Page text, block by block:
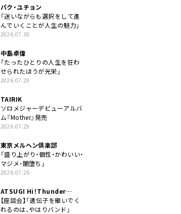
パク・ユチョン
「迷いながらも選択をして進
んでいくことが人生の魅力」
2026.07.30
中島卓偉
「たったひとりの人生を狂わ
せられたほうが光栄」
2026.07.29
TAIRIK
ソロメジャーデビューアルバ
ム『Mother』発売
2026.07.29
東京メルヘン倶楽部
「盛り上がり・個性・かわいい・
マジメ・闇堕ち」
2026.07.26
ATSUGI Hi！Thunder
Rock Festival
【座談会】「遺伝子を継いでく
れるのは、やはりバンド」